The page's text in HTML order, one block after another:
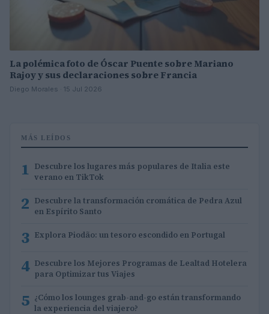
La polémica foto de Óscar Puente sobre Mariano
Rajoy y sus declaraciones sobre Francia
Diego Morales · 15 Jul 2026
MÁS LEÍDOS
1 Descubre los lugares más populares de Italia este
verano en TikTok
2 Descubre la transformación cromática de Pedra Azul
en Espírito Santo
3 Explora Piodão: un tesoro escondido en Portugal
4 Descubre los Mejores Programas de Lealtad Hotelera
para Optimizar tus Viajes
5 ¿Cómo los lounges grab-and-go están transformando
la experiencia del viajero?